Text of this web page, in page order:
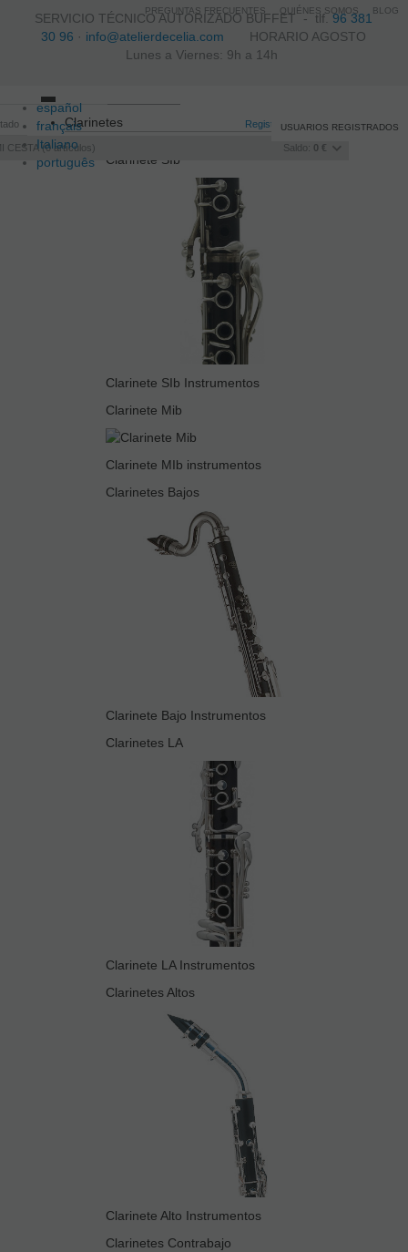
SERVICIO TÉCNICO AUTORIZADO BUFFET -tlf.96 381
30 96 · info@atelierdecelia.com HORARIO AGOSTO
Lunes a Viernes: 9h a 14h
español
français
Italiano
português
Registro /Iniciar sesión
CESTA 0artículos Saldo: 0 €
USUARIOS REGISTRADOS
Toggle
navigation
Clarinetes
Clarinete SIb
Clarinete SIb Instrumentos
Clarinete Mib
Clarinete MIb instrumentos
Clarinetes Bajos
Clarinete Bajo Instrumentos
Clarinetes LA
Clarinete LA Instrumentos
Clarinetes Altos
Clarinete Alto Instrumentos
Clarinetes Contrabajo
PREGUNTAS FRECUENTES QUIÉNES SOMOS BLOG